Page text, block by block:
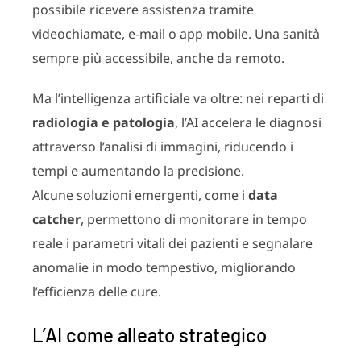
possibile ricevere assistenza tramite
videochiamate, e-mail o app mobile. Una sanità
sempre più accessibile, anche da remoto.
Ma l’intelligenza artificiale va oltre: nei reparti di
radiologia e patologia, l’AI accelera le diagnosi
attraverso l’analisi di immagini, riducendo i
tempi e aumentando la precisione.
Alcune soluzioni emergenti, come i data
catcher, permettono di monitorare in tempo
reale i parametri vitali dei pazienti e segnalare
anomalie in modo tempestivo, migliorando
l’efficienza delle cure.
L’AI come alleato strategico